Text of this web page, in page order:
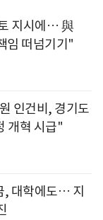
지시에… 與
임 떠넘기기"
인건비, 경기도
개혁 시급"
, 대학에도… 지